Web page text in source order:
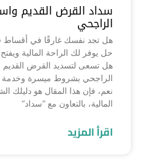
سداد القرض القديم
الراجحي
هل تجد نفسك غارقًا في
حل يوفر لك الراحة المالية
هل تسعى لتسديد القرض
الراجحي بشروط ميسرة وخدمة
نعم، فإن هذا المقال هو دليلك
المالية، بالتعاون مع “سداد”
اقرأ المزيد